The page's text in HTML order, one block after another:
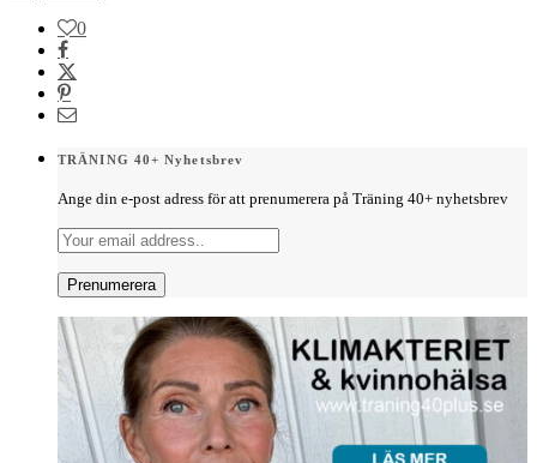
0
TRÄNING 40+ Nyhetsbrev
Ange din e-post adress för att prenumerera på Träning 40+ nyhetsbrev